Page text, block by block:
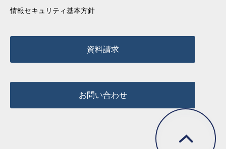
情報セキュリティ基本方針
資料請求
お問い合わせ